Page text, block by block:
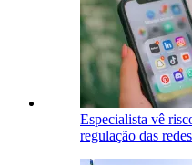
Especialista vê
regulação das redes